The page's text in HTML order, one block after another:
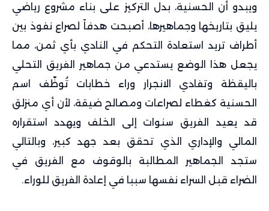
ويبدو أن الحسنية، بدل التركيز على بناء مشروع رياضي
يليق بتاريخها وجماهيرها، أصبحت هدفاً لصراع نفوذ بين
أطراف تريد استعادة التحكم في النادي بأي ثمن، مما
يجعل هذا الوضع يستدعي من جماهير الفريق التحلي
باليقظة وتفادي الانجرار وراء خطابات تُوظّف اسم
الحسنية كغطاء لصراعات ومصالح ضيقة، لأن أي منزلق
قد يعيد الفريق سنوات إلى الخلف ويهدد استقراره
المالي والإداري الذي تحقق بعد جهد كبير، وبالتالي
ستجد الجماهير المطالبة بالوقوف مع الفريق في
الضراء قبل السراء نفسها سببا في إعادة الفريق للوراء.